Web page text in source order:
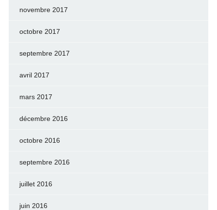
novembre 2017
octobre 2017
septembre 2017
avril 2017
mars 2017
décembre 2016
octobre 2016
septembre 2016
juillet 2016
juin 2016